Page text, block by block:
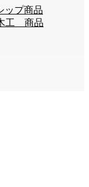
ップ商品
工 商品